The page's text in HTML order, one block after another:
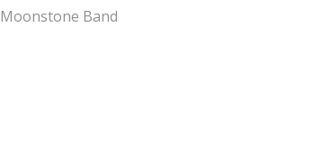
Moonstone Band